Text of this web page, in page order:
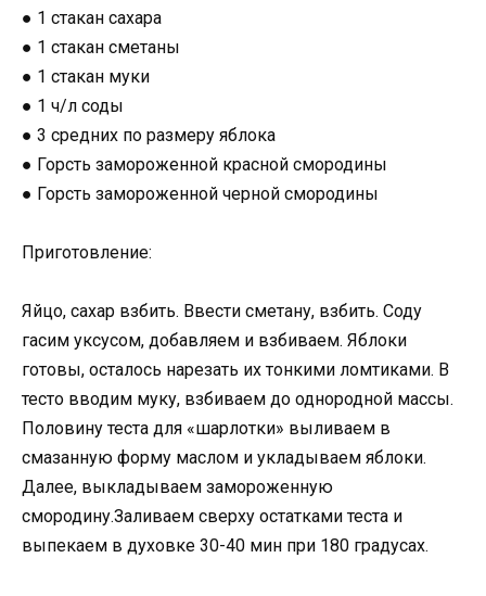
● 1 стакан сахара
● 1 стакан сметаны
● 1 стакан муки
● 1 ч/л соды
● 3 средних по размеру яблока
● Горсть замороженной красной смородины
● Горсть замороженной черной смородины
Приготовление:
Яйцо, сахар взбить. Ввести сметану, взбить. Соду
гасим уксусом, добавляем и взбиваем. Яблоки
готовы, осталось нарезать их тонкими ломтиками. В
тесто вводим муку, взбиваем до однородной массы.
Половину теста для «шарлотки» выливаем в
смазанную форму маслом и укладываем яблоки.
Далее, выкладываем замороженную
смородину.Заливаем сверху остатками теста и
выпекаем в духовке 30-40 мин при 180 градусах.